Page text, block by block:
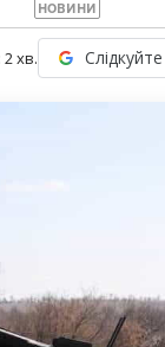
НОВИНИ
2хв.